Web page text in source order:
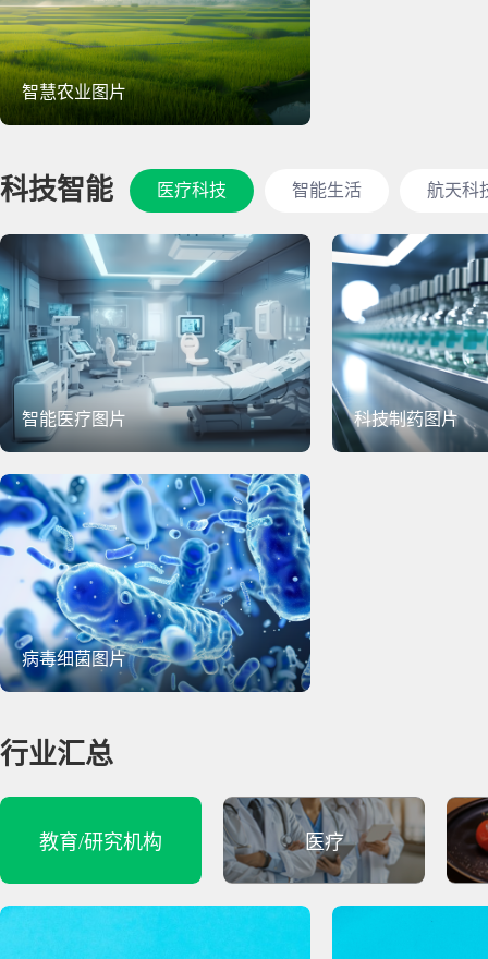
智慧农业图片
科技智能 医疗科技 智能生活 航天科
智能医疗图片 科技制药图片
病毒细菌图片
行业汇总
教育/研究机构 医疗